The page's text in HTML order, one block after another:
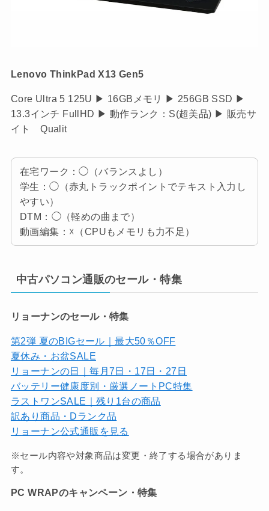
Lenovo ThinkPad X13 Gen5
Core Ultra 5 125U ▶ 16GBメモリ ▶ 256GB SSD ▶
13.3インチ FullHD ▶ 動作ランク：S(超美品) ▶ 販売サ
イト Qualit
在宅ワーク：◯（バランスよし）
学生：◯（赤丸トラックポイントでテキスト入力し
やすい）
DTM：◯（軽めの曲まで）
動画編集：☓（CPUもメモリも力不足）
中古パソコン通販のセール・特集
リョーナンのセール・特集
第2弾 夏のBIGセール｜最大50％OFF
夏休み・お盆SALE
リョーナンの日｜毎月7日・17日・27日
バッテリー健康度別・厳選ノートPC特集
ラストワンSALE｜残り1台の商品
訳あり商品・Dランク品
リョーナン公式通販を見る
※セール内容や対象商品は変更・終了する場合がありま
す。
PC WRAPのキャンペーン・特集